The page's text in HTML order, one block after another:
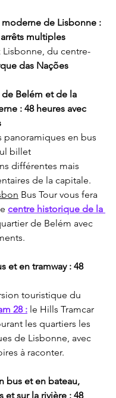
moderne de Lisbonne :
multiples
Lisbonne, du centre-
das Nações
Belém et de la
: 48 heures avec
panoramiques en bus
billet
différentes mais
de la capitale.
Bus Tour vous fera
centre historique de la
de Belém avec
et en tramway : 48
touristique du
28 : le Hills Tramcar
les quartiers les
de Lisbonne, avec
à raconter.
bus et en bateau,
et sur la rivière : 48